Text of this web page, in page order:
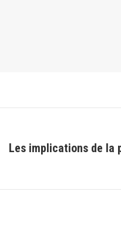
:
Les implications de la